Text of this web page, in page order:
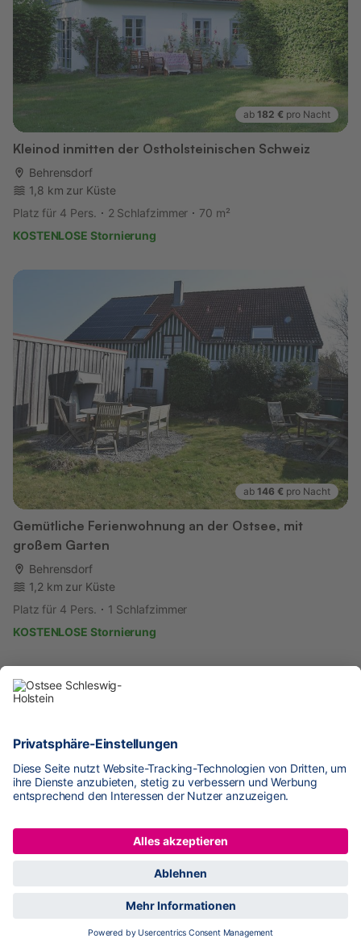
ab 182 € pro Nacht
Kleinod inmitten der Ostholsteinischen Schweiz
Behrensdorf
1,8 km zur Küste
Platz für 4 Pers.
2 Schlafzimmer
70 m²
KOSTENLOSE Stornierung
ab 146 € pro Nacht
Gemütliche Ferienwohnung an der Ostsee, mit
großem Garten
Behrensdorf
1,2 km zur Küste
Platz für 4 Pers.
1 Schlafzimmer
KOSTENLOSE Stornierung